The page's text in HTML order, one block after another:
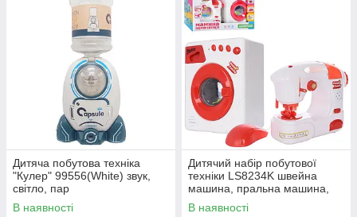
Дитяча побутова техніка
"Кулер" 99556(White) звук,
світло, пар
В наявності
Дитячий набір побутової
техніки LS8234K швейна
машина, пральна машина,
музика
В наявності